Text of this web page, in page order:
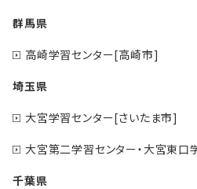
群馬県
高崎学習センター[高崎市]
埼玉県
大宮学習センター[さいたま市]
大宮第二学習センター・大宮東口
千葉県